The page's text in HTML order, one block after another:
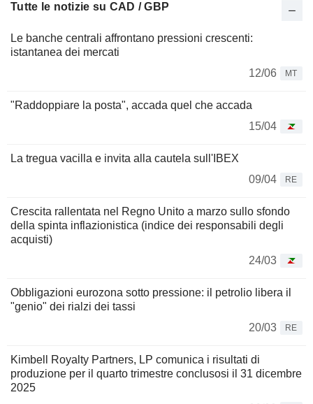
Tutte le notizie su CAD / GBP
Le banche centrali affrontano pressioni crescenti:
istantanea dei mercati
12/06
MT
"Raddoppiare la posta", accada quel che accada
15/04
La tregua vacilla e invita alla cautela sull'IBEX
09/04
RE
Crescita rallentata nel Regno Unito a marzo sullo sfondo
della spinta inflazionistica (indice dei responsabili degli
acquisti)
24/03
Obbligazioni eurozona sotto pressione: il petrolio libera il
"genio" dei rialzi dei tassi
20/03
RE
Kimbell Royalty Partners, LP comunica i risultati di
produzione per il quarto trimestre conclusosi il 31 dicembre
2025